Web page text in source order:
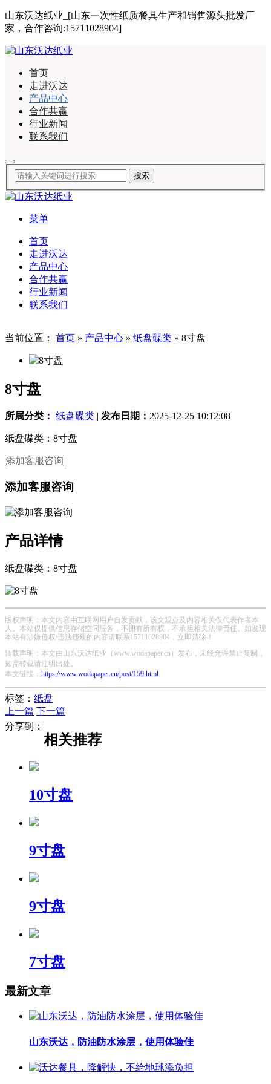
山东沃达纸业_[山东一次性纸质餐具生产和销售源头批发厂
家，合作咨询:15711028904]
首页
走进沃达
产品中心
合作共赢
行业新闻
联系我们
菜单
首页
走进沃达
产品中心
合作共赢
行业新闻
联系我们
当前位置： 首页 » 产品中心 » 纸盘碟类 » 8寸盘
8寸盘
所属分类： 纸盘碟类 | 发布日期： 2025-12-25 10:12:08
纸盘碟类：8寸盘
添加客服咨询
添加客服咨询
产品详情
纸盘碟类：8寸盘
版权声明：本文内容由互联网用户自发贡献，该文观点及内容相关仅代表作者本
人。本站仅提供信息存储空间服务，不拥有所有权，不承担相关法律责任。如发现
本站有涉嫌侵权/违法违规的内容请联系15711028904，立即清除！
转载声明：本文由山东沃达纸业（www.wodapaper.cn）发布，未经允许禁止复制，
如需转载请注明出处。
本文链接： https://www.wodapaper.cn/post/159.html
标签： 纸盘
上一篇 下一篇
分享到：
相关推荐
10寸盘
9寸盘
9寸盘
7寸盘
最新文章
山东沃达，防油防水涂层，使用体验佳